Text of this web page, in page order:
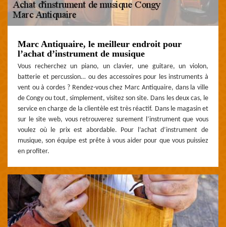
Marc Antiquaire, le meilleur endroit pour
l’achat d’instrument de musique
Vous recherchez un piano, un clavier, une guitare, un violon,
batterie et percussion… ou des accessoires pour les instruments à
vent ou à cordes ? Rendez-vous chez Marc Antiquaire, dans la ville
de Congy ou tout, simplement, visitez son site. Dans les deux cas, le
service en charge de la clientèle est très réactif. Dans le magasin et
sur le site web, vous retrouverez surement l’instrument que vous
voulez où le prix est abordable. Pour l’achat d’instrument de
musique, son équipe est prête à vous aider pour que vous puissiez
en profiter.